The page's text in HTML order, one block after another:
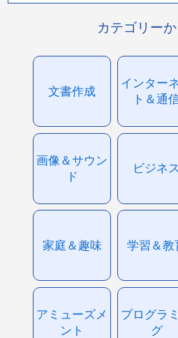
カテゴリー
文書作成
インター
ト＆通
画像＆サウン
ド
ビジネス
家庭＆趣味 学習＆教
アミューズメ
ント
プログラ
グ